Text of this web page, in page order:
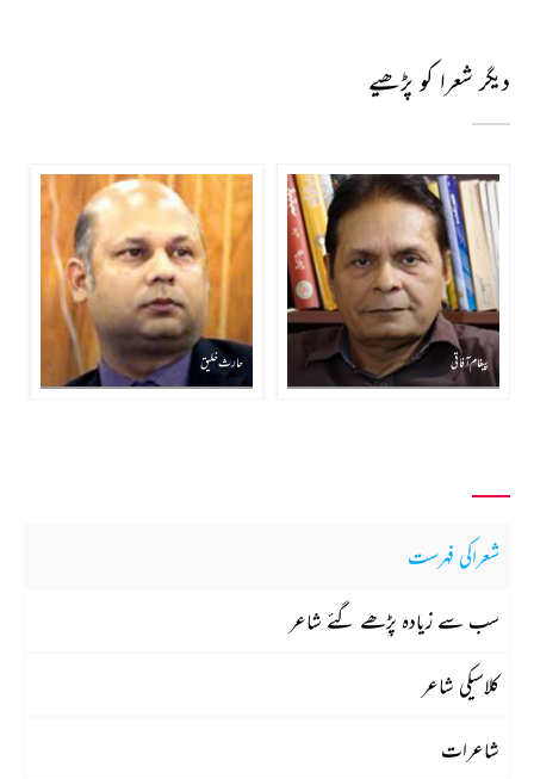
دیگر شعرا کو پڑھیے
پیغام آفاقی حارث خلیق
شعراکی فہرست
سب سے زیادہ پڑھے گئے شاعر
کلاسیکی شاعر
شاعرات